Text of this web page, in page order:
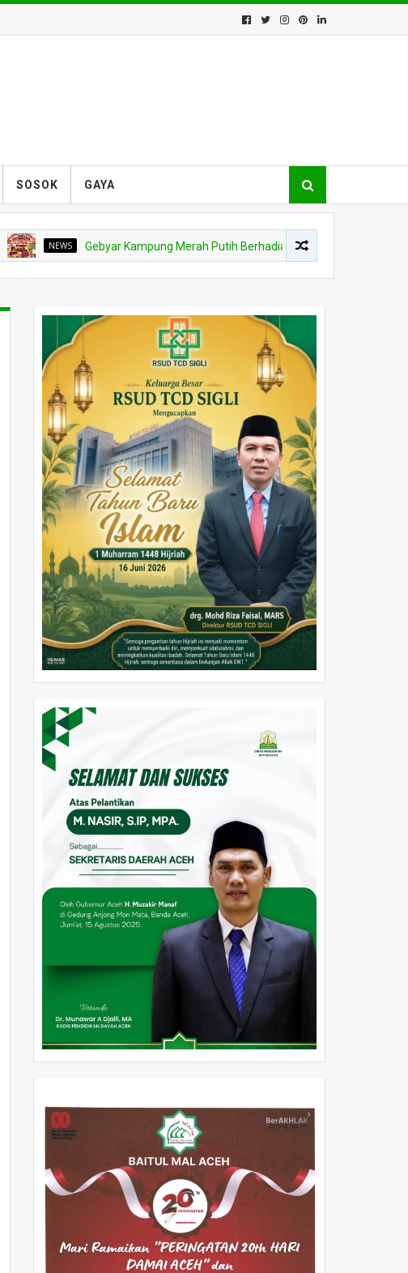
SOSOK GAYA
NEWS Gebyar Kampung Merah Putih Berhadiah Rp150 Juta, Kodim 0102/